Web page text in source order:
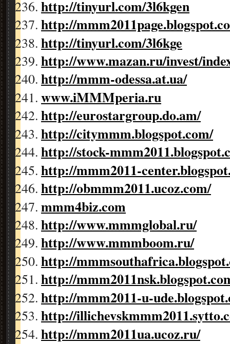
http://tinyurl.com/3l6kgen
http://mmm2011page.
http://tinyurl.com/3l6kge
http://www.mazan.ru/invest/
http://mmm-odessa.at.ua/
www.iMMMperia.ru
http://eurostargroup.do.am/
http://citymmm.blogspot.com/
http://stock-
http://mmm2011-
http://obmmm2011.ucoz.com/
mmm4biz.com
http://www.mmmglobal.ru/
http://www.mmmboom.ru/
http://
http://
http://mmm2011-u-
http://
http://mmm2011ua.ucoz.ru/